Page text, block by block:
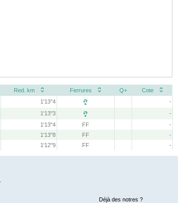
Red. km Ferrures Q+
Cote
1'13''4 
-
1'13''3 
-
1'13''4 FF
-
1'13''8 FF
-
1'12''9 FF -
Déjà des notres ?